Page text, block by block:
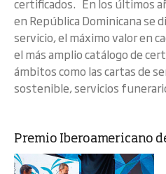
certificados. En los últimos
en República Dominicana se
servicio, el máximo valor en
el más amplio catálogo de
ámbitos como las cartas de
sostenible, servicios
Premio Iberoamericano